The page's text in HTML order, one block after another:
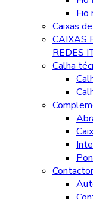
Fio
Caixas
CAIXAS
REDES
Calha